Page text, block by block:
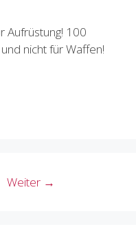
Aufrüstung! 100
nicht für Waffen!
Weiter →